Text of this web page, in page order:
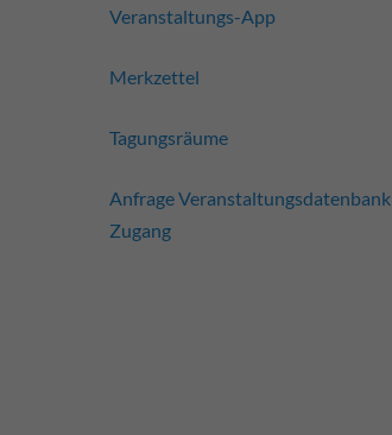
Veranstaltungs-App
Merkzettel
Tagungsräume
Anfrage Veranstaltungsdatenbank
Zugang